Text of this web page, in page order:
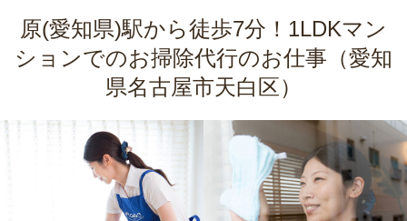
原(愛知県)駅から徒歩7分！1LDKマン
ションでのお掃除代行のお仕事（愛知
県名古屋市天白区）